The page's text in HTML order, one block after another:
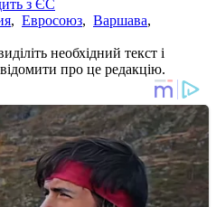
з ЄС
, Евросоюз, Варшава,
необхідний текст і
про це редакцію.